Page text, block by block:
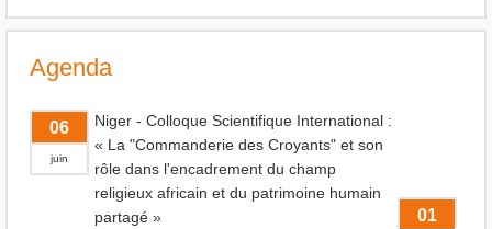
Agenda
06
juin
Niger - Colloque Scientifique International :
« La "Commanderie des Croyants" et son
rôle dans l'encadrement du champ
religieux africain et du patrimoine humain
partagé »
01